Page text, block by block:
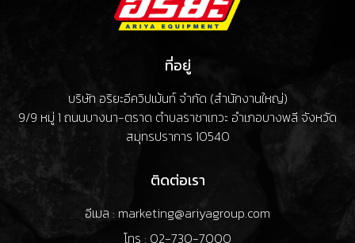
ที่อยู่
บริษัท อริยะอีควิปเม้นท์ จำกัด (สำนักงานใหญ่)
9/9 หมู่ 1 ถนนบางนา-ตราด ตำบลราชาเทวะ อำเภอบางพลี จังหวัด
สมุทรปราการ 10540
ติดต่อเรา
อีเมล : marketing@ariyagroup.com
โทร : 02-730-7000